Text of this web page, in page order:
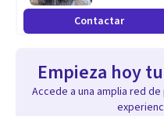
Contactar
Empieza hoy
Accede a una amplia red